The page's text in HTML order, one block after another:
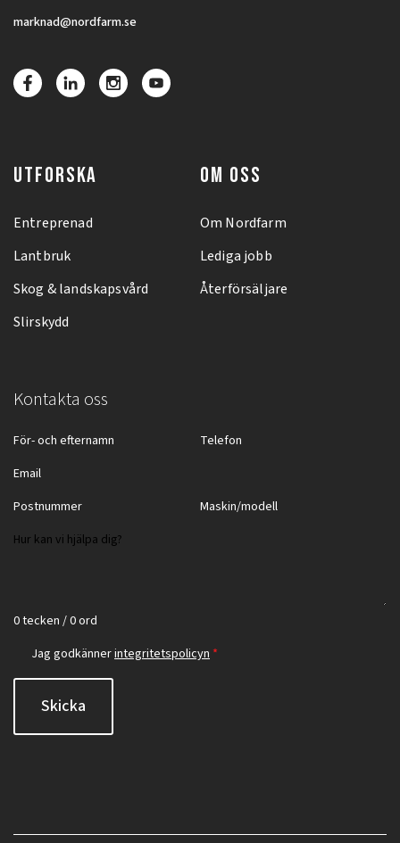
marknad@nordfarm.se
UTFORSKA
Entreprenad
Lantbruk
Skog & landskapsvård
Slirskydd
OM OSS
Om Nordfarm
Lediga jobb
Återförsäljare
Kontakta oss
0 tecken / 0 ord
Jag godkännerintegritetspolicyn *
Skicka